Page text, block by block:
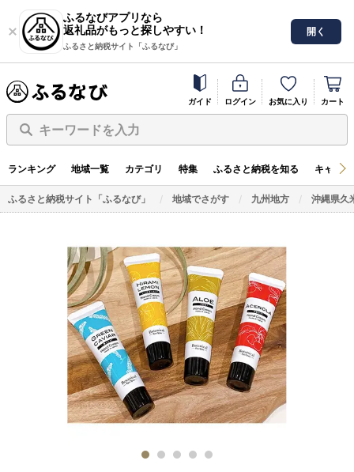
ふるなびアプリなら
返礼品がもっと探しやすい！
ふるさと納税サイト「ふるなび」
開く
ガイド ログイン お気に入り カート
キーワードを入力
ランキング 地域一覧 カテゴリ 特集 ふるさと納税を知る キャン
ふるさと納税サイト「ふるなび」 地域でさがす 九州地方 沖縄県久